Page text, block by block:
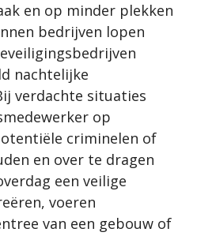
en op minder plekken
bedrijven lopen
nachtelijke
verdachte situaties
op
criminelen of
en over te dragen
een veilige
voeren
van een gebouw of